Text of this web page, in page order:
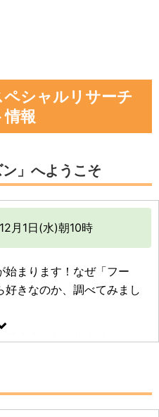
ペシャルリサーチ
情報
」へようこそ
月1日(水)朝10時
始まります！なぜ「フー
きなのか、調べてみまし
ンの詳細はこちら